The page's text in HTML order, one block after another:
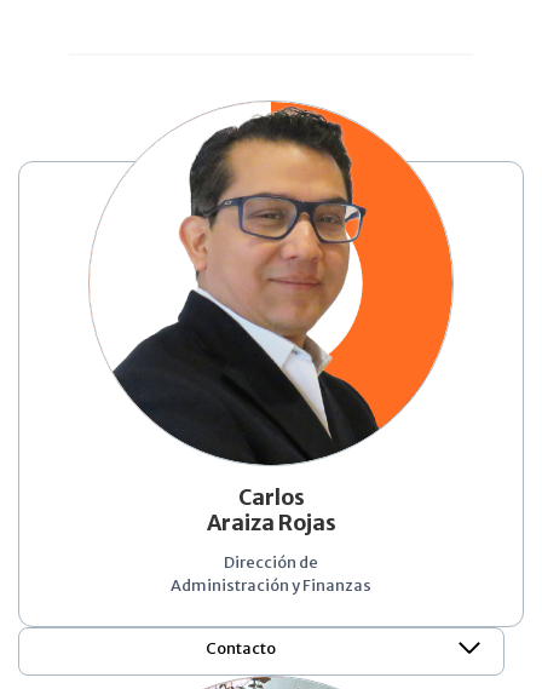
Carlos
Araiza Rojas
Dirección de
Administración y Finanzas
Contacto